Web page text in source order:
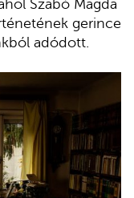
Szabó Magda
gerince
adódott.